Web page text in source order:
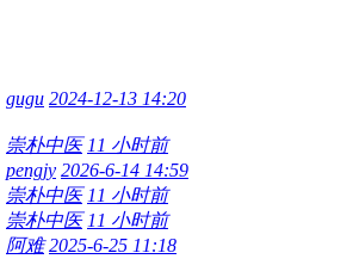
gugu 2024-12-13 14:20
崇朴中医 11 小时前
pengjy 2026-6-14 14:59
崇朴中医 11 小时前
崇朴中医 11 小时前
阿难 2025-6-25 11:18